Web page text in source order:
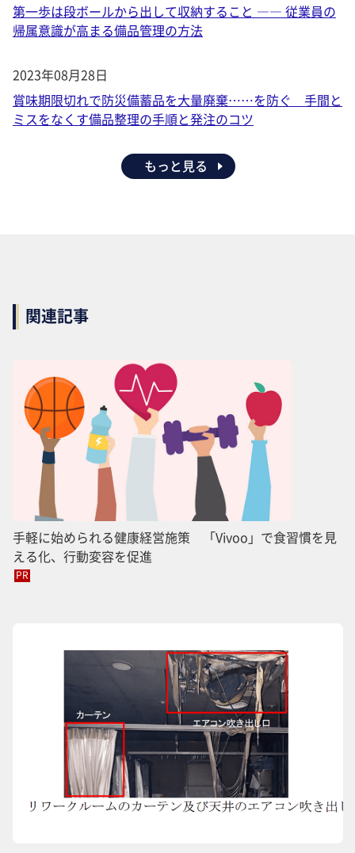
第一歩は段ボールから出して収納すること ―― 従業員の
帰属意識が高まる備品管理の方法
2023年08月28日
賞味期限切れで防災備蓄品を大量廃棄……を防ぐ 手間と
ミスをなくす備品整理の手順と発注のコツ
もっと見る
関連記事
手軽に始められる健康経営施策 「Vivoo」で食習慣を見
える化、行動変容を促進
PR